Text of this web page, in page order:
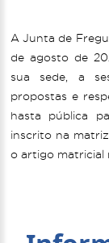
A Junta de
de agosto de
sua sede, a
propostas e
hasta pública
inscrito na
o artigo matricial